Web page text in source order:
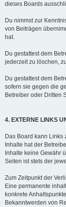
dieses Boards
Du nimmst zur
von Beiträgen
hat.
Du gestattest dem
jederzeit zu löschen,
Du gestattest dem
sofern sie gegen die
Betreiber oder Dritten
4. EXTERNE LINKS
Das Board kann Links
Inhalte hat der
Inhalte keine Gewähr
Seiten ist stets der
Zum Zeitpunkt der
Eine permanente
konkrete
Bekanntwerden von